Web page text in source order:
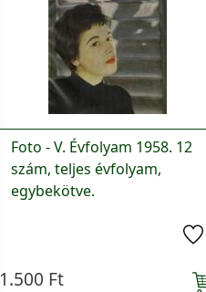
Foto - V. Évfolyam 1958. 12
szám, teljes évfolyam,
egybekötve.
1.500 Ft